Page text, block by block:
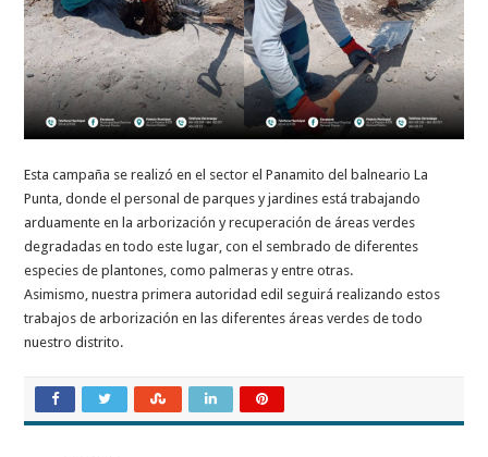
Esta campaña se realizó en el sector el Panamito del balneario La
Punta, donde el personal de parques y jardines está trabajando
arduamente en la arborización y recuperación de áreas verdes
degradadas en todo este lugar, con el sembrado de diferentes
especies de plantones, como palmeras y entre otras.
Asimismo, nuestra primera autoridad edil seguirá realizando estos
trabajos de arborización en las diferentes áreas verdes de todo
nuestro distrito.